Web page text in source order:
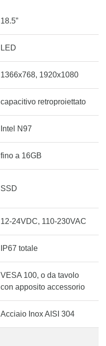
18.5”
LED
1366x768, 1920x1080
capacitivo retroproiettato
Intel N97
fino a 16GB
SSD
12-24VDC, 110-230VAC
IP67 totale
VESA 100, o da tavolo
con apposito accessorio
Acciaio Inox AISI 304